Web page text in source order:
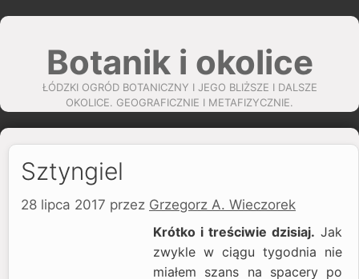
Przejdź
Botanik i okolice
ŁÓDZKI OGRÓD BOTANICZNY I JEGO BLIŻSZE I DALSZE
OKOLICE. GEOGRAFICZNIE I METAFIZYCZNIE.
Sztyngiel
28 lipca 2017 przez Grzegorz A. Wieczorek
Krótko i treściwie dzisiaj. Jak
zwykle w ciągu tygodnia nie
miałem szans na spacery po